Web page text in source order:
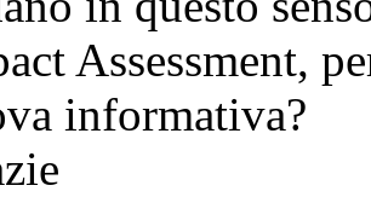
Assessment,
informativa?